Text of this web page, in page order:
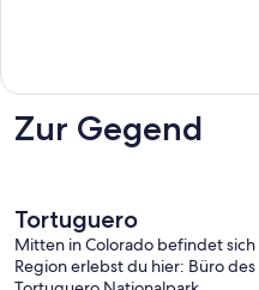
COSTA
RICA
Zur Gegend
Tortuguero
Mitten in Colorado befindet
Region erlebst du hier: Büro